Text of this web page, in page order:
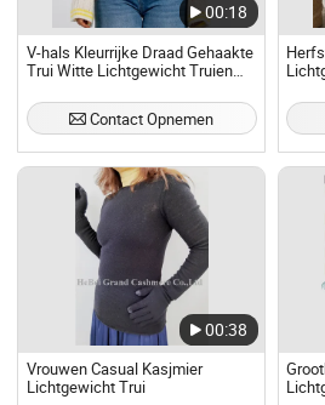
00:18
V-hals Kleurrijke Draad Gehaakte
Trui Witte Lichtgewicht Truien
Contact Opnemen
Trui,
00:38
Vrouwen Casual Kasjmier
Lichtgewicht Trui